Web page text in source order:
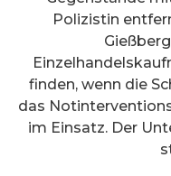
Polizistin
finden, wenn die
das
im Einsatz. Der